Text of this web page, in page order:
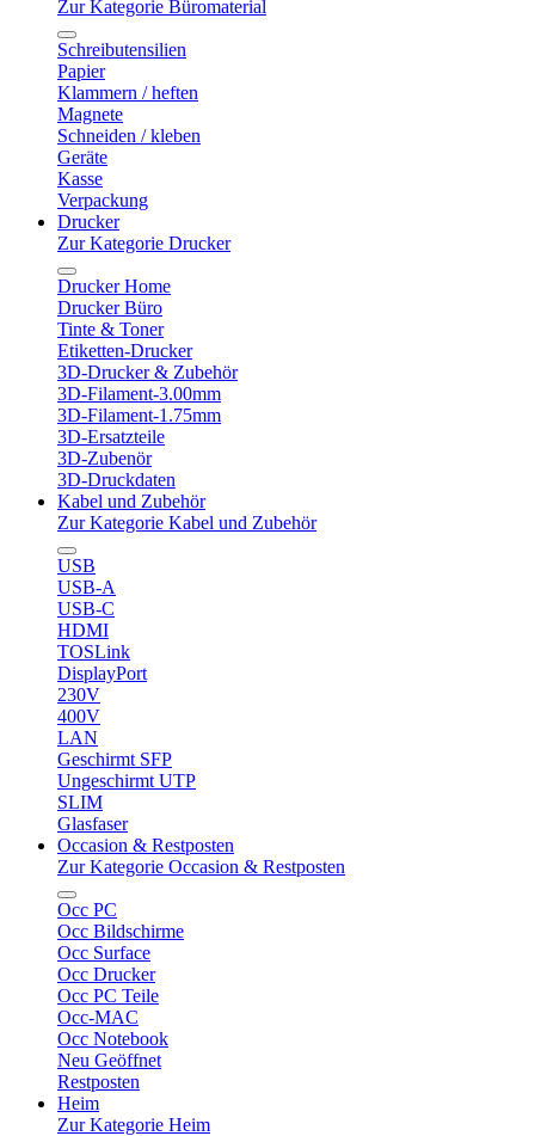
Zur Kategorie Büromaterial
Schreibutensilien
Papier
Klammern / heften
Magnete
Schneiden / kleben
Geräte
Kasse
Verpackung
Drucker
Zur Kategorie Drucker
Drucker Home
Drucker Büro
Tinte & Toner
Etiketten-Drucker
3D-Drucker & Zubehör
3D-Filament-3.00mm
3D-Filament-1.75mm
3D-Ersatzteile
3D-Zubenör
3D-Druckdaten
Kabel und Zubehör
Zur Kategorie Kabel und Zubehör
USB
USB-A
USB-C
HDMI
TOSLink
DisplayPort
230V
400V
LAN
Geschirmt SFP
Ungeschirmt UTP
SLIM
Glasfaser
Occasion & Restposten
Zur Kategorie Occasion & Restposten
Occ PC
Occ Bildschirme
Occ Surface
Occ Drucker
Occ PC Teile
Occ-MAC
Occ Notebook
Neu Geöffnet
Restposten
Heim
Zur Kategorie Heim